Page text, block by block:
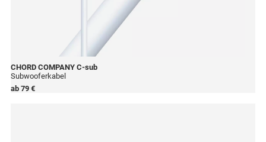
CHORD COMPANY C-sub
Subwooferkabel
ab 79 €